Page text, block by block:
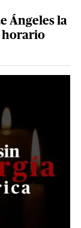
Ángeles la
horario